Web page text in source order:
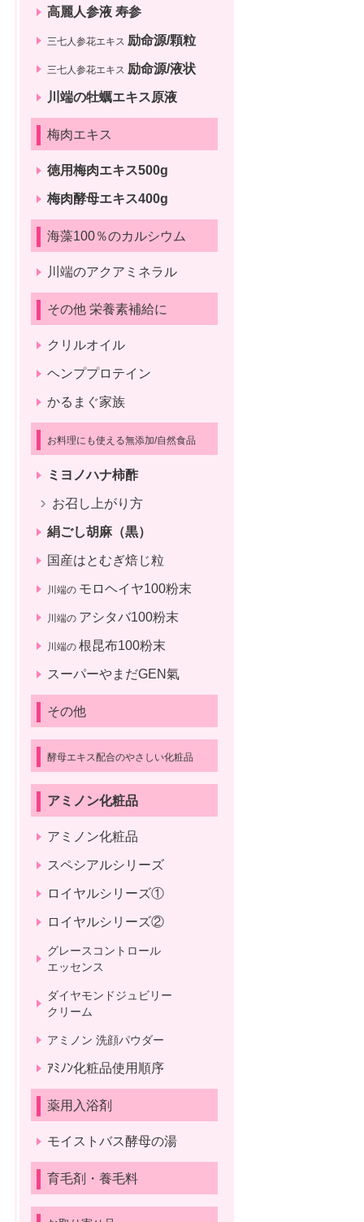
高麗人参液 寿参
三七人参花エキス 励命源/顆粒
三七人参花エキス 励命源/液状
川端の牡蠣エキス原液
梅肉エキス
徳用梅肉エキス500g
梅肉酵母エキス400g
海藻100％のカルシウム
川端のアクアミネラル
その他 栄養素補給に
クリルオイル
ヘンププロテイン
かるまぐ家族
お料理にも使える無添加/自然食品
ミヨノハナ柿酢
お召し上がり方
絹ごし胡麻（黒）
国産はとむぎ焙じ粒
川端の モロヘイヤ100粉末
川端の アシタバ100粉末
川端の 根昆布100粉末
スーパーやまだGEN氣
その他
酵母エキス配合のやさしい化粧品
アミノン化粧品
アミノン化粧品
スペシアルシリーズ
ロイヤルシリーズ①
ロイヤルシリーズ②
グレースコントロール
エッセンス
ダイヤモンドジュビリー
クリーム
アミノン 洗顔パウダー
ｱﾐﾉﾝ化粧品使用順序
薬用入浴剤
モイストバス酵母の湯
育毛剤・養毛料